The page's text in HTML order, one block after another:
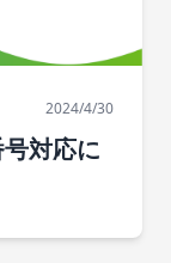
2024/4/30
対応に